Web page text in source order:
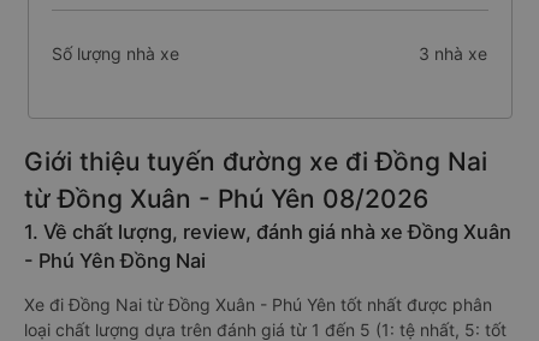
Số lượng nhà xe 3 nhà xe
Giới thiệu tuyến đường xe đi Đồng Nai
từ Đồng Xuân - Phú Yên 08/2026
1. Về chất lượng, review, đánh giá nhà xe Đồng Xuân
- Phú Yên Đồng Nai
Xe đi Đồng Nai từ Đồng Xuân - Phú Yên tốt nhất được phân
loại chất lượng dựa trên đánh giá từ 1 đến 5 (1: tệ nhất, 5: tốt